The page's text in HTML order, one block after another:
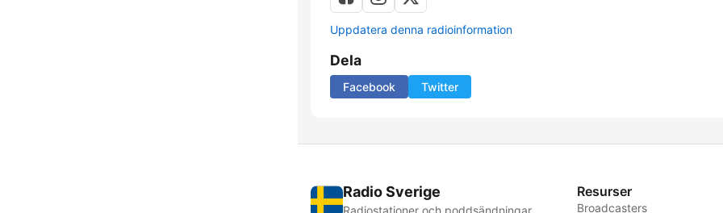
Uppdatera denna radioinformation
Dela
Facebook Twitter
Radio Sverige Resurser
Broadcasters